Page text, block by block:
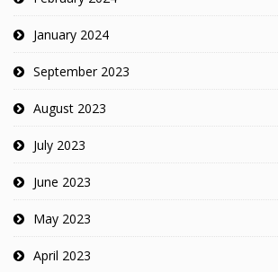
January 2024
September 2023
August 2023
July 2023
June 2023
May 2023
April 2023